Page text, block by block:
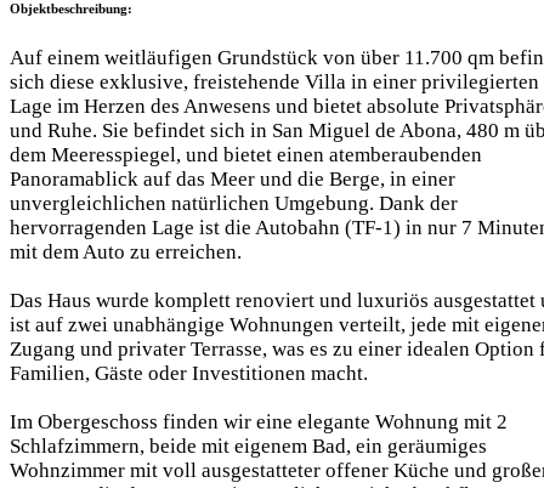
Objektbeschreibung:
Auf einem weitläufigen Grundstück von über 11.700 qm
sich diese exklusive, freistehende Villa in einer privilegierten
Lage im Herzen des Anwesens und bietet absolute
und Ruhe. Sie befindet sich in San Miguel de Abona, 480 m
dem Meeresspiegel, und bietet einen atemberaubenden
Panoramablick auf das Meer und die Berge, in einer
unvergleichlichen natürlichen Umgebung. Dank der
hervorragenden Lage ist die Autobahn (TF-1) in nur 7
mit dem Auto zu erreichen.
Das Haus wurde komplett renoviert und luxuriös ausgestattet
ist auf zwei unabhängige Wohnungen verteilt, jede mit
Zugang und privater Terrasse, was es zu einer idealen Option
Familien, Gäste oder Investitionen macht.
Im Obergeschoss finden wir eine elegante Wohnung mit 2
Schlafzimmern, beide mit eigenem Bad, ein geräumiges
Wohnzimmer mit voll ausgestatteter offener Küche und